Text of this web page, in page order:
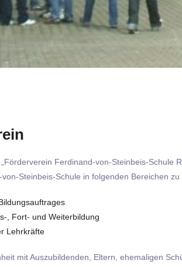
Ferdinand-von-Steinbeis-Schule
Steinbeis-Schule in folgenden Bereichen zu
, Fort- und Weiterbildung
Lehrkräfte
mit Auszubildenden, Eltern, ehemaligen